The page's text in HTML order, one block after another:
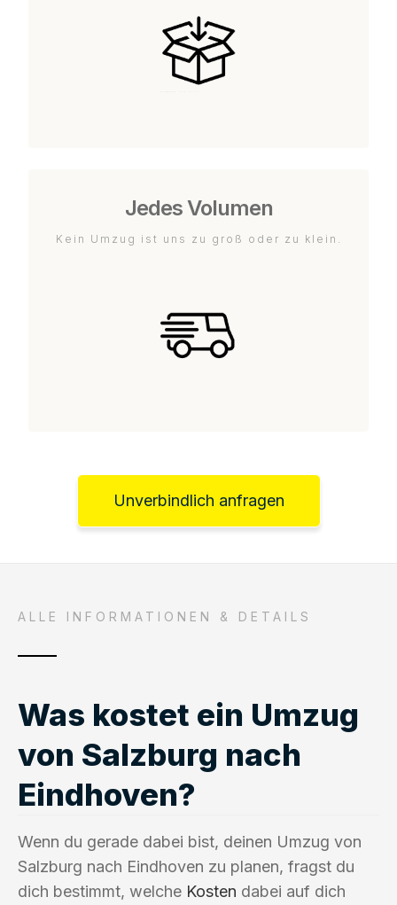
Jedes Volumen
Kein Umzug ist uns zu groß oder zu klein.
Unverbindlich anfragen
ALLE INFORMATIONEN & DETAILS
Was kostet ein Umzug
von Salzburg nach
Eindhoven?
Wenn du gerade dabei bist, deinen Umzug von
Salzburg nach Eindhoven zu planen, fragst du
dich bestimmt, welche Kosten dabei auf dich